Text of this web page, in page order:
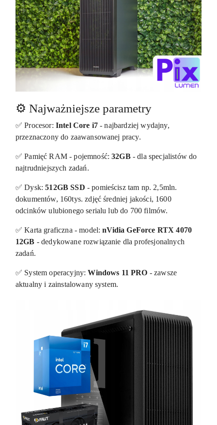
⚙️ Najważniejsze parametry
✅ Procesor: Intel Core i7 - najbardziej wydajny,
przeznaczony do zaawansowanej pracy.
✅ Pamięć RAM - pojemność:32GB- dla specjalistów do
najtrudniejszych zadań.
✅ Dysk:512GB SSD - pomieścisz tam np. 2,5mln.
dokumentów, 160tys. zdjęć średniej jakości, 1600
odcinków ulubionego serialu lub do 700 filmów.
✅ Karta graficzna - model:nVidia GeForce RTX 4070
12GB - dedykowane rozwiązanie dla profesjonalnych
zadań.
✅ System operacyjny:Windows 11 PRO - zawsze
aktualny i zainstalowany system.